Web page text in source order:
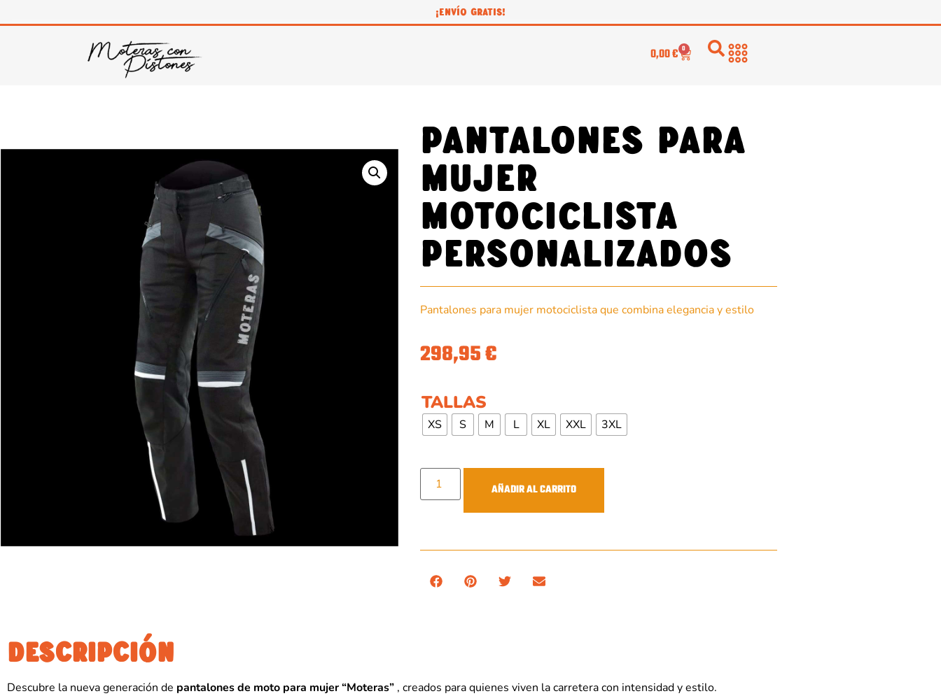
¡ENVÍO GRATIS!
0,00€ 0
Pantalones para
mujer
motociclista
personalizados
Pantalones para mujer motociclista que combina elegancia y estilo
298,95€
TALLAS
XS S M L XL XXL 3XL
AÑADIR AL CARRITO
DESCRIPCIÓN
Descubre la nueva generación de pantalones de moto para mujer “Moteras” , creados para quienes viven la carretera con intensidad y estilo.